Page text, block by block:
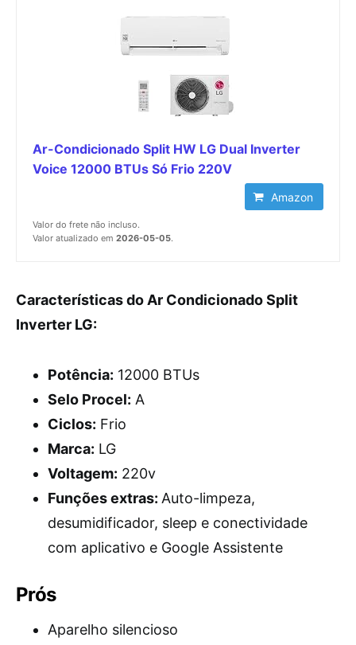
Ar-Condicionado Split HW LG Dual Inverter
Voice 12000 BTUs Só Frio 220V
Amazon
Valor do frete não incluso.
Valor atualizado em 2026-05-05.
Características do Ar Condicionado Split
Inverter LG:
Potência: 12000 BTUs
Selo Procel: A
Ciclos: Frio
Marca: LG
Voltagem: 220v
Funções extras: Auto-limpeza,
desumidificador, sleep e conectividade
com aplicativo e Google Assistente
Prós
Aparelho silencioso